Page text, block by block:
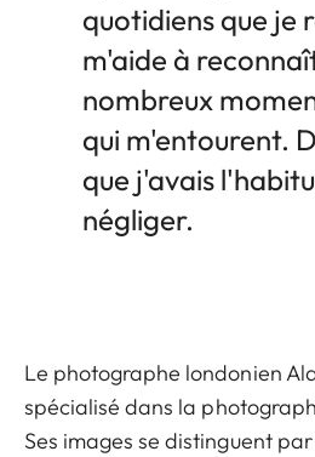
quotidiens que je
m'aide à
nombreux
qui m'entourent.
que j'avais
négliger.
Le photographe londonien
spécialisé dans la
Ses images se distinguent